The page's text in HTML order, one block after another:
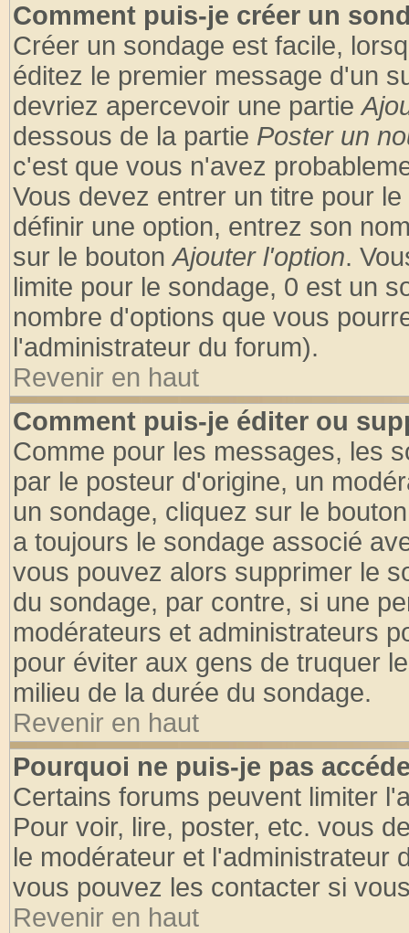
Comment puis-je créer un
Créer un sondage est facile,
éditez le premier message d'un
devriez apercevoir une partie
dessous de la partie Poster un
c'est que vous n'avez
Vous devez entrer un titre pour
définir une option, entrez son
sur le boutonAjouter l'option.
limite pour le sondage, 0 est un
nombre d'options que vous
l'administrateur du forum).
Revenir en haut
Comment puis-je éditer ou
Comme pour les messages, les
par le posteur d'origine, un
un sondage, cliquez sur le
a toujours le sondage associé
vous pouvez alors supprimer le
du sondage, par contre, si une
modérateurs et administrateurs
pour éviter aux gens de truquer
milieu de la durée du sondage.
Revenir en haut
Pourquoi ne puis-je pas
Certains forums peuvent limiter
Pour voir, lire, poster, etc. vous
le modérateur et l'administrateur
vous pouvez les contacter si
Revenir en haut